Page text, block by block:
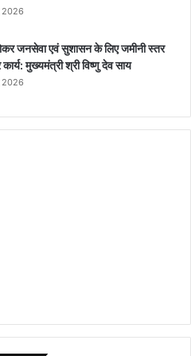
2026
जनसेवा एवं सुशासन के लिए जमीनी स्तर
मुख्यमंत्री श्री विष्णु देव साय
2026